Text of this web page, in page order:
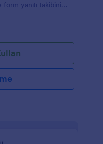
yanıtı takibini